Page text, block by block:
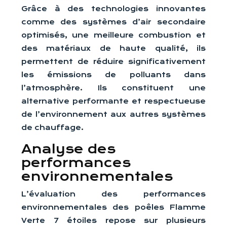
Grâce à des technologies innovantes
comme des systèmes d’air secondaire
optimisés, une meilleure combustion et
des matériaux de haute qualité, ils
permettent de réduire significativement
les émissions de polluants dans
l’atmosphère. Ils constituent une
alternative performante et respectueuse
de l’environnement aux autres systèmes
de chauffage.
Analyse des
performances
environnementales
L’évaluation des performances
environnementales des poêles Flamme
Verte 7 étoiles repose sur plusieurs